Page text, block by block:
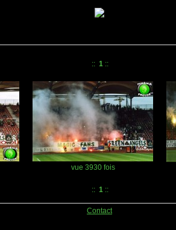
:: 1::
vue 3930 fois
:: 1::
Contact